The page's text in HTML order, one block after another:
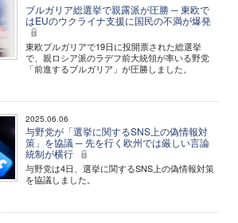
ブルガリア総選挙で親露派が圧勝 ─ 東欧で
はEUのウクライナ支援に国民の不満が爆発
東欧ブルガリアで19日に投開票された総選挙
で、親ロシア派のラデフ前大統領が率いる野党
「前進するブルガリア」が圧勝しました。
2025.06.06
与野党が「選挙に関するSNS上の偽情報対
策」を協議 ─ 先を行く欧州では厳しい言論
統制が横行
与野党は4日、選挙に関するSNS上の偽情報対策
を協議しました。